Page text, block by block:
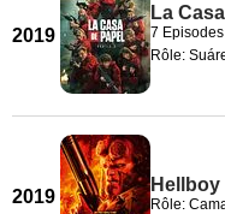
2019
La
7 Episodes
Rôle:
2019
Hellboy
Rôle: